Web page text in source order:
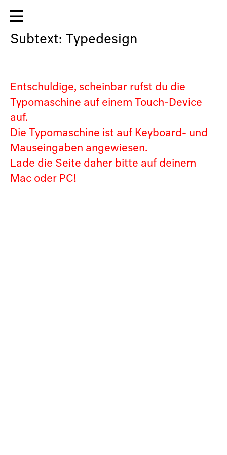
Subtext: Typedesign
Entschuldige, scheinbar rufst du die
Typomaschine auf einem Touch-Device
auf.
Die Typomaschine ist auf Keyboard- und
Mauseingaben angewiesen.
Lade die Seite daher bitte auf deinem
Mac oder PC!